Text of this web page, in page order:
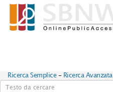
Ricerca Semplice - Ricerca Avanzata